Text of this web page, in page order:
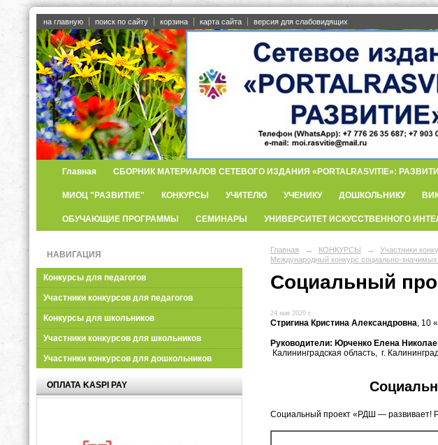
на главную поиск по сайту корзина карта сайта версия для слабовидящих
Главная СБОРНИК МАТЕРИАЛОВ СЕТЕВОГО ИЗДАНИЯ «PORTALRASVITIE»:
МИОЦ "РАЗВИТИЕ" КОНКУРСЫ УЧИТЕЛЮ УЧЕНИКУ ДОШКОЛЬНИКУ
ОБУЧАЮЩИЕ ПРОГРАММЫ СЕМИНАРЫ УНИВЕРСИТЕТ ИСКУССТВЕННОГО
НАВИГАЦИЯ
Конкурсы для педагогов
Участники конкурсов для педагогов
Конкурсы для школьников
Участники конкурсов для школьников
Участники конкурсов для дошкольников
ОПЛАТА KASPI PAY
Главная → КОНКУРСЫ → Участники
Международный конкурс социально-
Социальный
24 мая 2020 г.
Стригина Кристина Александровна , 10
Руководители: Юрченко Елена
Калининградская область, г.
Социальный проект «РДШ — развивает!